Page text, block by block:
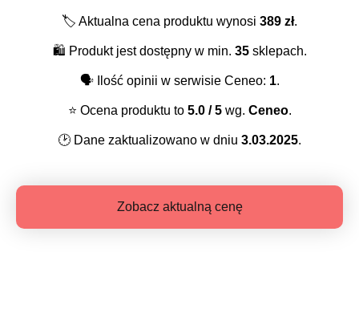
🏷️ Aktualna cena produktu wynosi 389 zł.
🛍️ Produkt jest dostępny w min. 35sklepach.
🗣️Ilość opinii w serwisie Ceneo: 1.
⭐️ Ocena produktu to 5.0/ 5wg. Ceneo.
🕑 Dane zaktualizowano w dniu 3.03.2025.
Zobacz aktualną cenę